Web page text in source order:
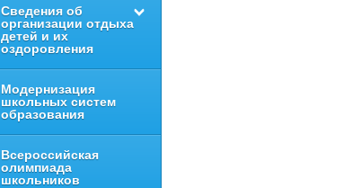
Сведения об
организации отдыха
детей и их
оздоровления
Модернизация
школьных систем
образования
Всероссийская
олимпиада
школьников